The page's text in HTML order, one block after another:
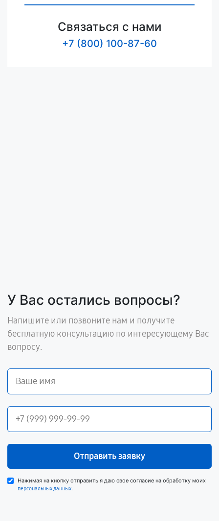
Связаться с нами
+7 (800) 100-87-60
У Вас остались вопросы?
Напишите или позвоните нам и получите
бесплатную консультацию по интересующему Вас
вопросу.
Отправить заявку
Нажимая на кнопку отправить я даю свое согласие на обработку моих
персональных данных.